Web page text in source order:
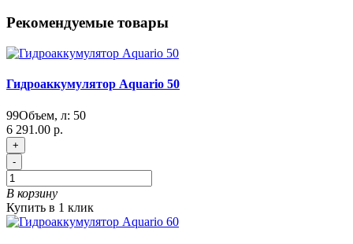
Рекомендуемые товары
Гидроаккумулятор Aquario 50
99Объем, л: 50
6 291.00 р.
+
-
В корзину
Купить в 1 клик